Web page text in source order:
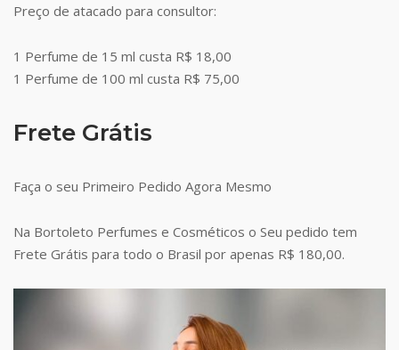
Preço de atacado para consultor:
1 Perfume de 15 ml custa R$ 18,00
1 Perfume de 100 ml custa R$ 75,00
Frete Grátis
Faça o seu Primeiro Pedido Agora Mesmo
Na Bortoleto Perfumes e Cosméticos o Seu pedido tem
Frete Grátis para todo o Brasil por apenas R$ 180,00.